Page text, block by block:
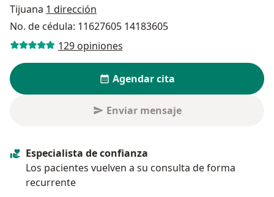
Tijuana 1 dirección
No. de cédula: 11627605 14183605
129 opiniones
Agendar cita
Enviar mensaje
Especialista de confianza
Los pacientes vuelven a su consulta de forma
recurrente